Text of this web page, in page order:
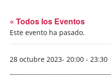
« Todos los Eventos
Este evento ha pasado.
28 octubre 2023- 20:00 - 23:30